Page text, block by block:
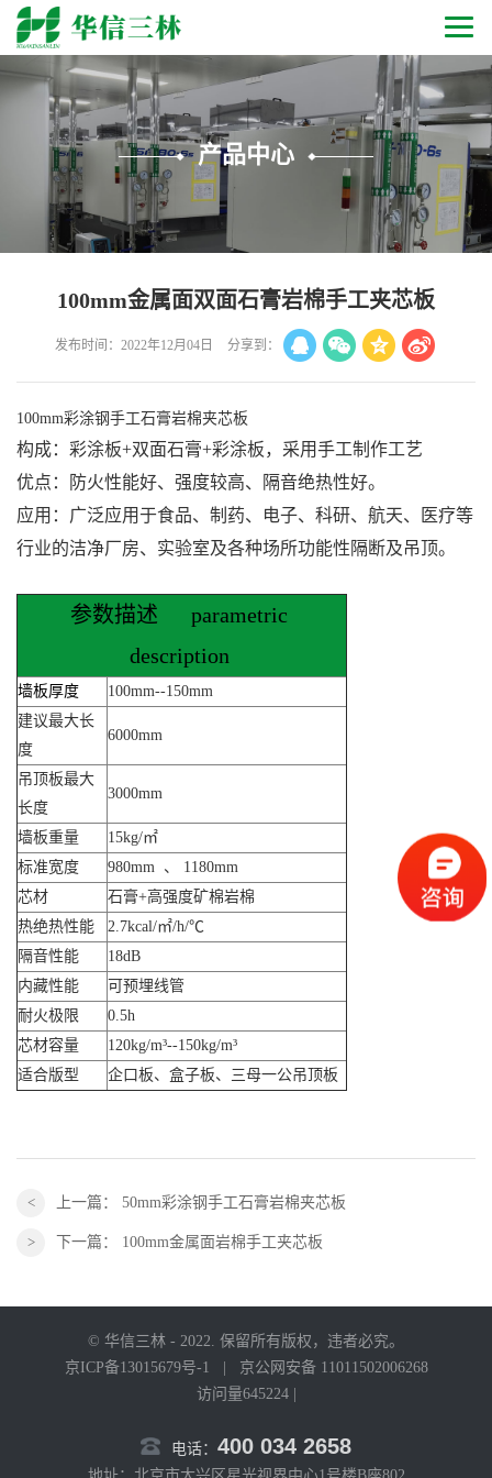
产品中心
100mm金属面双面石膏岩棉手工夹芯板
发布时间：2022年12月04日 分享到：
100mm彩涂钢手工石膏岩棉夹芯板
构成：彩涂板+双面石膏+彩涂板，采用手工制作工艺
优点：防火性能好、强度较高、隔音绝热性好。
应用：广泛应用于食品、制药、电子、科研、航天、医疗等
行业的洁净厂房、实验室及各种场所功能性隔断及吊顶。
参数描述 parametric
description
墙板厚度
100mm--150mm
建议最大长
度
6000mm
吊顶板最大
长度
3000mm
墙板重量
15kg/㎡
标准宽度
980mm 、 1180mm
芯材
石膏+高强度矿棉岩棉
热绝热性能
2.7kcal/㎡/h/℃
隔音性能
18dB
内藏性能
可预埋线管
耐火极限
0.5h
芯材容量
120kg/m³--150kg/m³
适合版型
企口板、盒子板、三母一公吊顶板
上一篇： 50mm彩涂钢手工石膏岩棉夹芯板
下一篇： 100mm金属面岩棉手工夹芯板
© 华信三林 - 2022. 保留所有版权，违者必究。
京ICP备13015679号-1
京公网安备 11011502006268
访问量645224 |
电话： 400 034 2658